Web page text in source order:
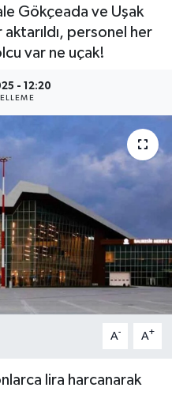
Gökçeada ve Uşak
aktarıldı, personel her
var ne uçak!
- 12:20
A- A+
lira harcanarak